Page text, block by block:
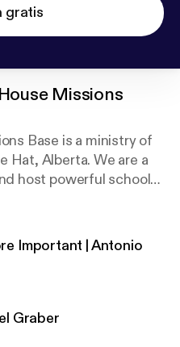
gratis
Missions
Base is a ministry of
Hat, Alberta. We are a
host powerful schools
Important | Antonio
Graber